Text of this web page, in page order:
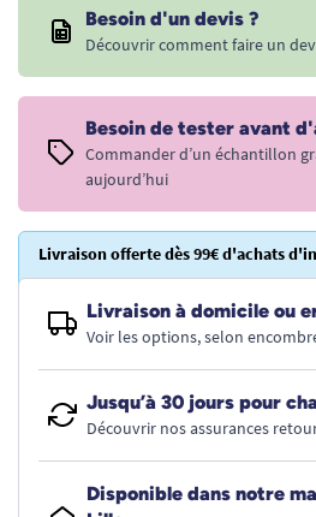
Besoin d'un devis ?
Découvrir comment faire un
Besoin de tester avant
Commander d’un échantillon
aujourd’hui
Livraison offerte dès 99€ d'achats
Livraison à domicile ou
Voir les options, selon
Jusqu’à 30 jours pour
Découvrir nos assurances
Disponible dans notre